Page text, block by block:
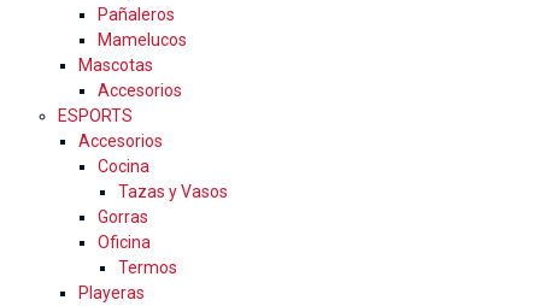
Pañaleros
Mamelucos
Mascotas
Accesorios
ESPORTS
Accesorios
Cocina
Tazas y Vasos
Gorras
Oficina
Termos
Playeras